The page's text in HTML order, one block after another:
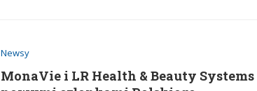
Newsy
MonaVie i LR Health & Beauty Systems